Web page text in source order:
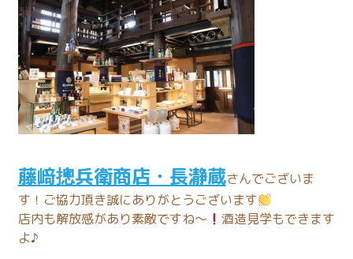
藤﨑摠兵衛商店・長瀞蔵さんでございま
す！ご協力頂き誠にありがとうございます
店内も解放感があり素敵ですね～
酒造見学もできます
よ♪